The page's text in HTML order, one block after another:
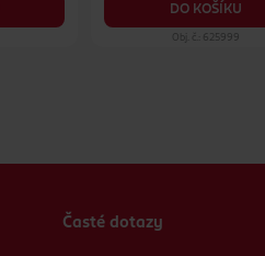
DO KOŠÍKU
Obj. č.: 625999
Časté dotazy